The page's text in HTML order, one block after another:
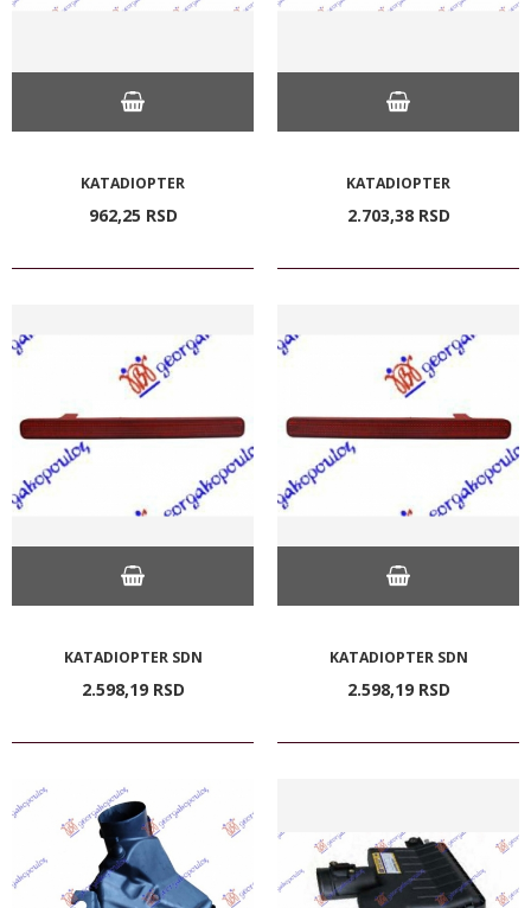
KATADIOPTER
962,25 RSD
KATADIOPTER
2.703,38 RSD
KATADIOPTER SDN
2.598,19 RSD
KATADIOPTER SDN
2.598,19 RSD